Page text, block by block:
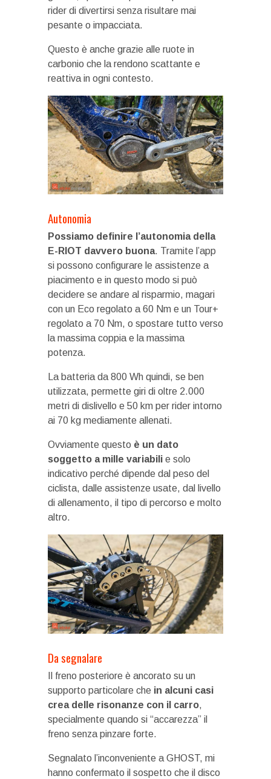
rider di divertirsi senza risultare mai
pesante o impacciata.
Questo è anche grazie alle ruote in
carbonio che la rendono scattante e
reattiva in ogni contesto.
Autonomia
Possiamo definire l’autonomia della
E-RIOT davvero buona. Tramite l’app
si possono configurare le assistenze a
piacimento e in questo modo si può
decidere se andare al risparmio, magari
con un Eco regolato a 60 Nm e un Tour+
regolato a 70 Nm, o spostare tutto verso
la massima coppia e la massima
potenza.
La batteria da 800 Wh quindi, se ben
utilizzata, permette giri di oltre 2.000
metri di dislivello e 50 km per rider intorno
ai 70 kg mediamente allenati.
Ovviamente questo è un dato
soggetto a mille variabili e solo
indicativo perché dipende dal peso del
ciclista, dalle assistenze usate, dal livello
di allenamento, il tipo di percorso e molto
altro.
Da segnalare
Il freno posteriore è ancorato su un
supporto particolare che in alcuni casi
crea delle risonanze con il carro,
specialmente quando si “accarezza” il
freno senza pinzare forte.
Segnalato l’inconveniente a GHOST, mi
hanno confermato il sospetto che il disco